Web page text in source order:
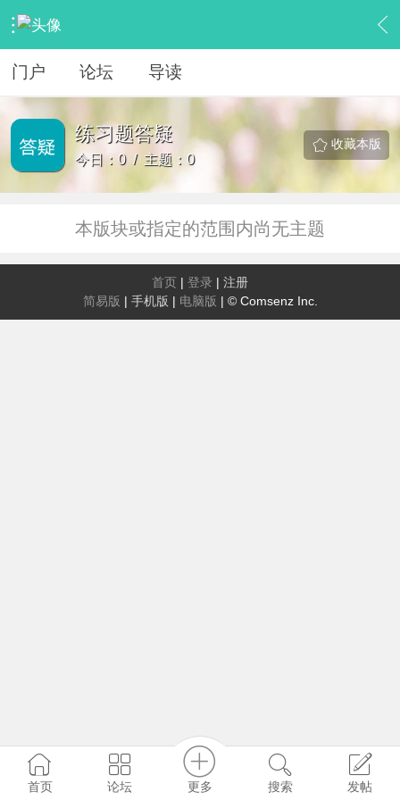
› Python教程区 › 练习题答疑
门户 论坛 导读
练习题答疑
今日：0 / 主题：0
收藏本版
本版块或指定的范围内尚无主题
首页 | 登录 | 注册
简易版 | 手机版 | 电脑版 | © Comsenz Inc.
首页 论坛 更多 搜索 发帖